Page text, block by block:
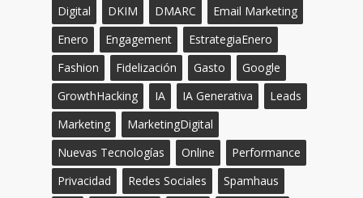
Digital
DKIM DMARC
Email Marketing
Enero
Engagement
EstrategiaEnero
Fashion
Fidelización Gasto
Google
GrowthHacking
IA IA Generativa
Leads
Marketing
MarketingDigital
Nuevas Tecnologías
Online
Performance
Privacidad
Redes Sociales
Spamhaus